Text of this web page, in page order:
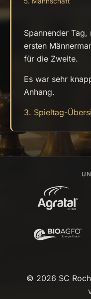
Spannender
ersten
für die Zweite.
Es war sehr
Anhang.
3. Spieltag-
© 2026 SC